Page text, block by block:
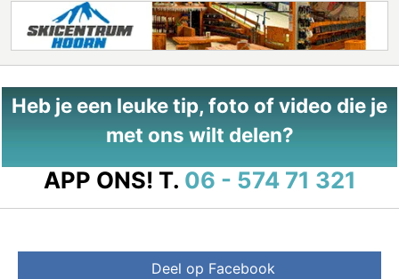
Heb je een leuke tip, foto of video die je
met ons wilt delen?
APP ONS! T. 06 - 574 71 321
Deel op Facebook